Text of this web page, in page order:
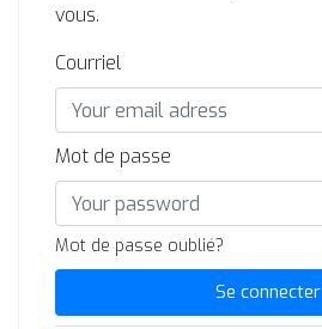
vous.
Courriel
Mot de passe
Mot de passe oublié?
Se connecter